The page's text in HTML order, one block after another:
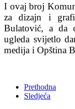
I ovaj broj
za dizajn i
Bulatović, a da
ugleda svijetlo
medija i Opština
Prethodna
Sledjeća